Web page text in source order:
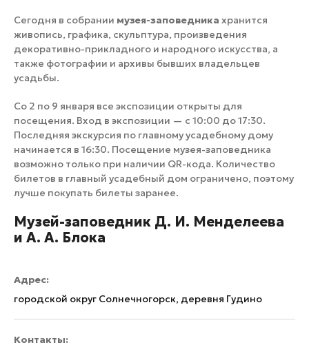
Сегодня в собрании музея-заповедника хранится
живопись, графика, скульптура, произведения
декоративно-прикладного и народного искусства, а
также фотографии и архивы бывших владельцев
усадьбы.
Со 2 по 9 января все экспозиции открыты для
посещения. Вход в экспозиции — с 10:00 до 17:30.
Последняя экскурсия по главному усадебному дому
начинается в 16:30. Посещение музея-заповедника
возможно только при наличии QR-кода. Количество
билетов в главный усадебный дом ограничено, поэтому
лучше покупать билеты заранее.
Музей-заповедник Д. И. Менделеева
и А. А. Блока
Адрес:
городской округ Солнечногорск, деревня Гудино
Контакты: